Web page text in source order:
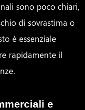
sono poco chiari,
di sovrastima o
è essenziale
rapidamente il
e